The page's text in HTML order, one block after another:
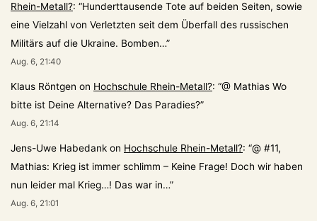
Rhein-Metall?: “Hunderttausende Tote auf beiden Seiten, sowie
eine Vielzahl von Verletzten seit dem Überfall des russischen
Militärs auf die Ukraine. Bomben…”
Aug. 6, 21:40
Klaus Röntgen on Hochschule Rhein-Metall?: “@ Mathias Wo
bitte ist Deine Alternative? Das Paradies?”
Aug. 6, 21:14
Jens-Uwe Habedank on Hochschule Rhein-Metall?: “@ #11,
Mathias: Krieg ist immer schlimm – Keine Frage! Doch wir haben
nun leider mal Krieg…! Das war in…”
Aug. 6, 21:01